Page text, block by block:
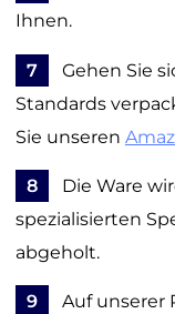
Ihnen.
7
Gehen Sie
Standards
Sie unseren
8
Die Ware
spezialisierten
abgeholt.
9
Auf unserer